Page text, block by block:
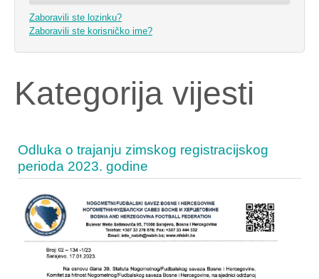
Zaboravili ste lozinku?
Zaboravili ste korisničko ime?
Kategorija vijesti
Odluka o trajanju zimskog registracijskog
perioda 2023. godine